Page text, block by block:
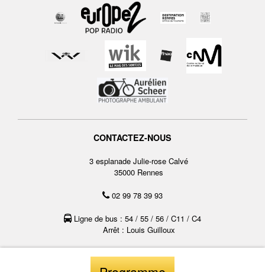
CONTACTEZ-NOUS
3 esplanade Julie-rose Calvé
35000 Rennes
02 99 78 39 93
Ligne de bus : 54 / 55 / 56 / C11 / C4
Arrêt : Louis Guilloux
mentions légales cgv